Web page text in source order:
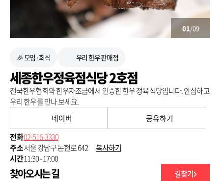
01/09
🎉 모임·회식 우리 한우 판매점
세종한우정육점식당 2호점
전국한우협회와 한우자조금에서 인증한 한우 정육식당입니다. 안심하고
우리 한우를 만나 보세요.
네이버
공유하기
전화02-516-3330
주소서울 강남구 논현로 642
복사하기
시간11:30 - 17:00
찾아오시는 길 길찾기
250m